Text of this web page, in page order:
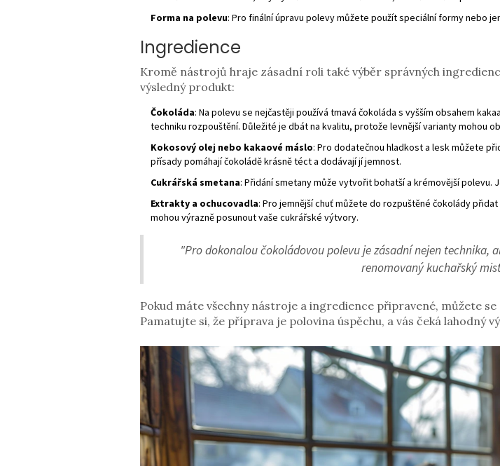
Forma na polevu: Pro finální úpravu polevy můžete použít speciální formy nebo
Ingredience
Kromě nástrojů hraje zásadní roli také výběr správných
výsledný produkt:
Čokoláda: Na polevu se nejčastěji používá tmavá čokoláda s vyšším obsahem
techniku rozpouštění. Důležité je dbát na kvalitu, protože levnější varianty mohou
Kokosový olej nebo kakaové máslo: Pro dodatečnou hladkost a lesk můžete
přísady pomáhají čokoládě krásně téct a dodávají jí jemnost.
Cukrářská smetana: Přidání smetany může vytvořit bohatší a krémovější
Extrakty a ochucovadla: Pro jemnější chuť můžete do rozpuštěné čokolády
mohou výrazně posunout vaše cukrářské výtvory.
"Pro dokonalou čokoládovou polevu je zásadní nejen technika,
renomovaný kuchařský
Pokud máte všechny nástroje a ingredience připravené, můžete
Pamatujte si, že příprava je polovina úspěchu, a vás čeká lahodný